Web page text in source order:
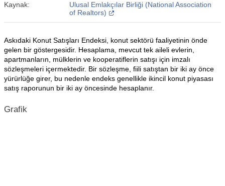
Kaynak:
Ulusal Emlakçılar Birliği (National Association
of Realtors)
Askıdaki Konut Satışları Endeksi, konut sektörü faaliyetinin önde
gelen bir göstergesidir. Hesaplama, mevcut tek aileli evlerin,
apartmanların, mülklerin ve kooperatiflerin satışı için imzalı
sözleşmeleri içermektedir. Bir sözleşme, fiili satıştan bir iki ay önce
yürürlüğe girer, bu nedenle endeks genellikle ikincil konut piyasası
satış raporunun bir iki ay öncesinde hesaplanır.
Grafik